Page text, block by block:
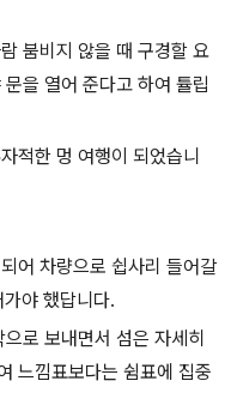
붐비지 않을 때 구경할 요
을 열어 준다고 하여 튤립
적한 멍 여행이 되었습니
어 차량으로 쉽사리 들어갈
야 했답니다.
로 보내면서 섬은 자세히
느낌표보다는 쉼표에 집중